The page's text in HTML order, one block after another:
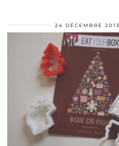
24 DÉCEMBRE 2013